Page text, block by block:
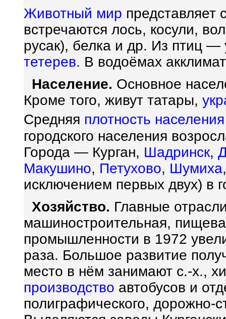
Животный мир
встречаются лось, косули,
русак), белка и др. Из птиц —
тетерев. В водоёмах
Население. Основное
Кроме того, живут татары,
Средняя плотность населения
городского населения
Города — Курган, Шадринск,
Макушино, Петухово, Шумиха
исключением первых двух) в
Хозяйство. Главные
машиностроительная,
промышленности в 1972
раза. Большое развитие
место в нём занимают с.-х.,
производство автобусов и
полиграфического, дорожно-